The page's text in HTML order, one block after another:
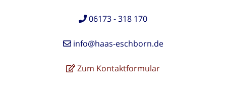
06173 - 318 170
info@haas-eschborn.de
Zum Kontaktformular